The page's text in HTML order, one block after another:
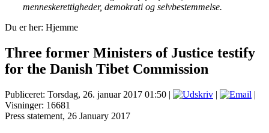
menneskerettigheder, demokrati og selvbestemmelse.
Du er her: Hjemme
Three former Ministers of Justice testify
for the Danish Tibet Commission
Publiceret: Torsdag, 26. januar 2017 01:50 | |
|
Visninger: 16681
Press statement, 26 January 2017